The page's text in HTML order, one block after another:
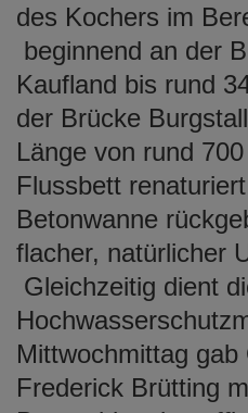
des Kochers im
beginnend an der
Kaufland bis rund
der Brücke
Länge von rund
Flussbett
Betonwanne
flacher, natürlicher
Gleichzeitig dient
Mittwochmittag
Frederick Brütting